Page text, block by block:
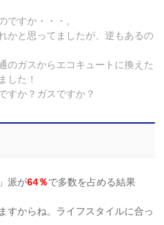
ですか・・・。
かと思ってましたが、逆もあるの
のガスからエコキュートに換えた
した！
すか？ガスですか？
」派が64％で多数を占める結果
すからね。ライフスタイルに合っ